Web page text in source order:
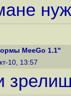
MeeGo 1.1"
10, 13:57